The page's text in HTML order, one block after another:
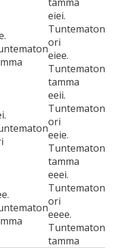
eiei.
Tuntematon
ori
eiee.
Tuntematon
tamma
eeii.
Tuntematon
ori
eeie.
Tuntematon
tamma
eeei.
Tuntematon
ori
eeee.
Tuntematon
tamma